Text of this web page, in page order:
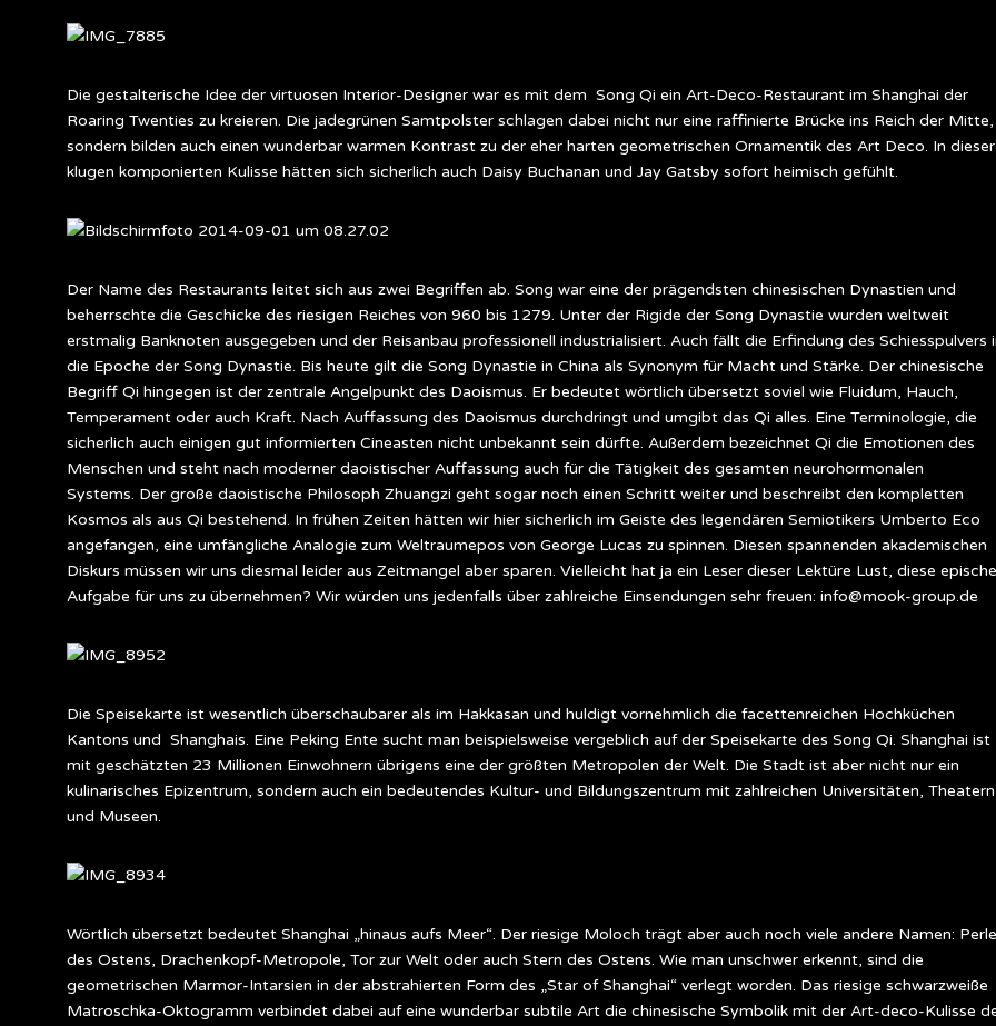
Die gestalterische Idee der virtuosen Interior-Designer war es mit dem Song Qi ein Art-Deco-Restaurant im Shanghai der
Roaring Twenties zu kreieren. Die jadegrünen Samtpolster schlagen dabei nicht nur eine raffinierte Brücke ins Reich der Mitte,
sondern bilden auch einen wunderbar warmen Kontrast zu der eher harten geometrischen Ornamentik des Art Deco. In dieser
klugen komponierten Kulisse hätten sich sicherlich auch Daisy Buchanan und Jay Gatsby sofort heimisch gefühlt.
Der Name des Restaurants leitet sich aus zwei Begriffen ab. Song war eine der prägendsten chinesischen Dynastien und
beherrschte die Geschicke des riesigen Reiches von 960 bis 1279. Unter der Rigide der Song Dynastie wurden weltweit
erstmalig Banknoten ausgegeben und der Reisanbau professionell industrialisiert. Auch fällt die Erfindung des Schiesspulvers
die Epoche der Song Dynastie. Bis heute gilt die Song Dynastie in China als Synonym für Macht und Stärke. Der chinesische
Begriff Qi hingegen ist der zentrale Angelpunkt des Daoismus. Er bedeutet wörtlich übersetzt soviel wie Fluidum, Hauch,
Temperament oder auch Kraft. Nach Auffassung des Daoismus durchdringt und umgibt das Qi alles. Eine Terminologie, die
sicherlich auch einigen gut informierten Cineasten nicht unbekannt sein dürfte. Außerdem bezeichnet Qi die Emotionen des
Menschen und steht nach moderner daoistischer Auffassung auch für die Tätigkeit des gesamten neurohormonalen
Systems. Der große daoistische Philosoph Zhuangzi geht sogar noch einen Schritt weiter und beschreibt den kompletten
Kosmos als aus Qi bestehend. In frühen Zeiten hätten wir hier sicherlich im Geiste des legendären Semiotikers Umberto Eco
angefangen, eine umfängliche Analogie zum Weltraumepos von George Lucas zu spinnen. Diesen spannenden akademischen
Diskurs müssen wir uns diesmal leider aus Zeitmangel aber sparen. Vielleicht hat ja ein Leser dieser Lektüre Lust, diese epische
Aufgabe für uns zu übernehmen? Wir würden uns jedenfalls über zahlreiche Einsendungen sehr freuen: info@mook-group.de
Die Speisekarte ist wesentlich überschaubarer als im Hakkasan und huldigt vornehmlich die facettenreichen Hochküchen
Kantons und Shanghais. Eine Peking Ente sucht man beispielsweise vergeblich auf der Speisekarte des Song Qi. Shanghai ist
mit geschätzten 23 Millionen Einwohnern übrigens eine der größten Metropolen der Welt. Die Stadt ist aber nicht nur ein
kulinarisches Epizentrum, sondern auch ein bedeutendes Kultur- und Bildungszentrum mit zahlreichen Universitäten, Theatern
und Museen.
Wörtlich übersetzt bedeutet Shanghai „hinaus aufs Meer“. Der riesige Moloch trägt aber auch noch viele andere Namen: Perle
des Ostens, Drachenkopf-Metropole, Tor zur Welt oder auch Stern des Ostens. Wie man unschwer erkennt, sind die
geometrischen Marmor-Intarsien in der abstrahierten Form des „Star of Shanghai“ verlegt worden. Das riesige schwarzweiße
Matroschka-Oktogramm verbindet dabei auf eine wunderbar subtile Art die chinesische Symbolik mit der Art-deco-Kulisse